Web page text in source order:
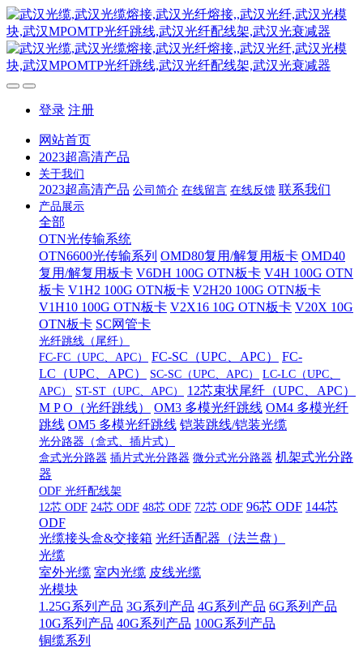
登录 注册
网站首页
2023超高清产品
关于我们
2023超高清产品 公司简介 在线留言 在线反馈 联系我们
产品展示
全部
OTN光传输系统
OTN6600光传输系列 OMD80复用/解复用板卡 OMD40
复用/解复用板卡 V6DH 100G OTN板卡 V4H 100G OTN
板卡 V1H2 100G OTN板卡 V2H20 100G OTN板卡
V1H10 100G OTN板卡 V2X16 10G OTN板卡 V20X 10G
OTN板卡 SC网管卡
光纤跳线（尾纤）
FC-FC（UPC、APC）
FC-SC（UPC、APC）
FC-
LC（UPC、APC）
SC-SC（UPC、APC）
LC-LC（UPC、
APC）
ST-ST（UPC、APC）
12芯束状尾纤（UPC、APC）
M P O（光纤跳线）
OM3 多模光纤跳线 OM4 多模光纤
跳线 OM5 多模光纤跳线 铠装跳线/铠装光缆
光分路器（盒式、插片式）
盒式光分路器 插片式光分路器 微分式光分路器 机架式光分路
器
ODF 光纤配线架
12芯 ODF 24芯 ODF 48芯 ODF 72芯 ODF 96芯 ODF 144芯
ODF
光缆接头盒&交接箱 光纤适配器（法兰盘）
光缆
室外光缆 室内光缆 皮线光缆
光模块
1.25G系列产品 3G系列产品 4G系列产品 6G系列产品
10G系列产品 40G系列产品 100G系列产品
铜缆系列